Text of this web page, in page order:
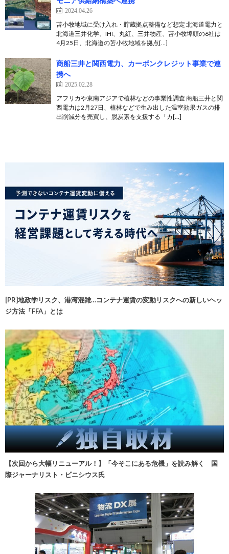
2024.04.26
苫小牧地域に受け入れ・貯蔵拠点整備など想定 北海道電力と
北海道三井化学、IHI、丸紅、三井物産、苫小牧埠頭の6社は
4月25日、北海道の苫小牧地域を拠点[…]
商船三井と関西電力、カーボンクレジット事業で連
携へ
2025.02.28
アフリカや東南アジアで植林などの事業性調査 商船三井と関
西電力は2月27日、植林などで生み出した温室効果ガスの排
出削減分を売買し、脱炭素を支援する「カ[…]
[PR]地政学リスク、港湾混雑…コンテナ運賃の変動リスクへの新しいヘッ
ジ方法「FFA」とは
【次回から大幅リニューアル！】「今そこにある危機」を読み解く 国
際ジャーナリスト・ビニシウス氏